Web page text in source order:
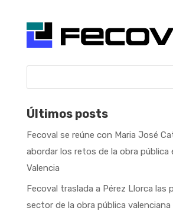
Últimos posts
Fecoval se reúne con Maria José
abordar los retos de la obra pública
Valencia
Fecoval traslada a Pérez Llorca las
sector de la obra pública valenciana